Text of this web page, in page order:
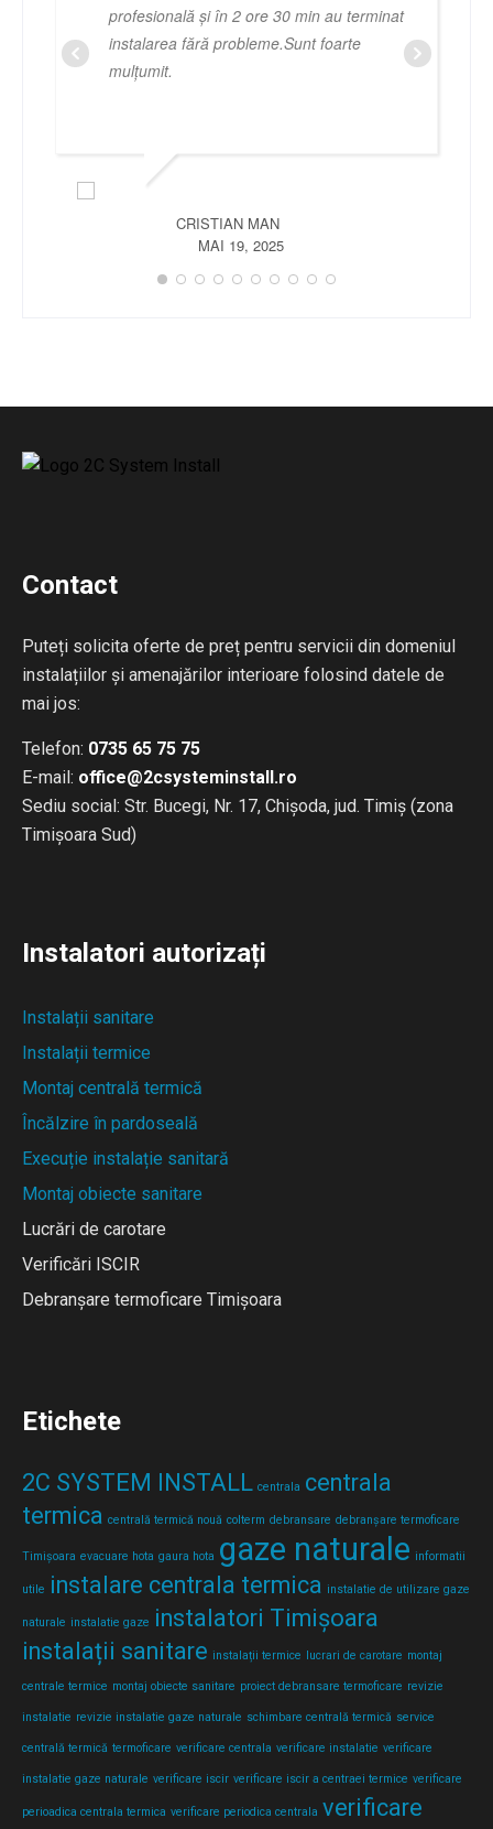
profesională și în 2 ore 30 min au terminat
instalarea fără probleme.Sunt foarte
mulțumit.
CRISTIAN MAN
MAI 19, 2025
Contact
Puteți solicita oferte de preț pentru servicii din domeniul
instalațiilor și amenajărilor interioare folosind datele de
mai jos:
Telefon: 0735 65 75 75
E-mail: office@2csysteminstall.ro
Sediu social: Str. Bucegi, Nr. 17, Chișoda, jud. Timiș (zona
Timișoara Sud)
Instalatori autorizați
Instalații sanitare
Instalații termice
Montaj centrală termică
Încălzire în pardoseală
Execuție instalație sanitară
Montaj obiecte sanitare
Lucrări de carotare
Verificări ISCIR
Debranșare termoficare Timișoara
Etichete
2C SYSTEM INSTALL centrala centrala
termica centrală termică nouă colterm debransare debranșare termoficare
Timișoara evacuare hota gaura hota gaze naturale informatii
utile instalare centrala termica instalatie de utilizare gaze
naturale instalatie gaze instalatori Timișoara
instalații sanitare instalații termice lucrari de carotare montaj
centrale termice montaj obiecte sanitare proiect debransare termoficare revizie
instalatie revizie instalatie gaze naturale schimbare centrală termică service
centrală termică termoficare verificare centrala verificare instalatie verificare
instalatie gaze naturale verificare iscir verificare iscir a centraei termice verificare
perioadica centrala termica verificare periodica centrala verificare